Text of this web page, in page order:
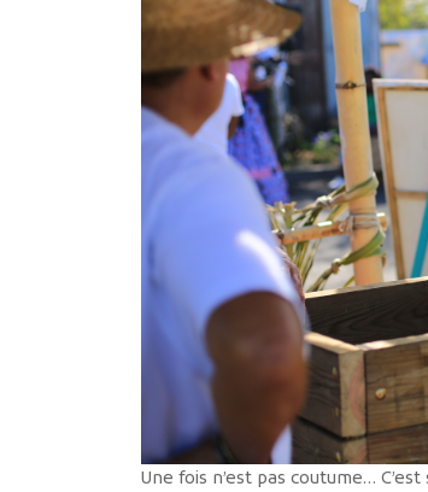
Une fois n’est pas coutume…